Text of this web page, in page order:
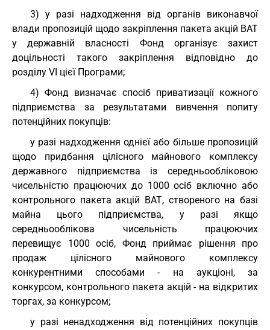
3) у разі надходження від органів виконавчої
влади пропозицій щодо закріплення пакета акцій ВАТ
у державній власності Фонд організує захист
доцільності такого закріплення відповідно до
розділу VI цієї Програми;
4) Фонд визначає спосіб приватизації кожного
підприємства за результатами вивчення попиту
потенційних покупців:
у разі надходження однієї або більше пропозицій
щодо придбання цілісного майнового комплексу
державного підприємства із середньообліковою
чисельністю працюючих до 1000 осіб включно або
контрольного пакета акцій ВАТ, створеного на базі
майна цього підприємства, у разі якщо
середньооблікова чисельність працюючих
перевищує 1000 осіб, Фонд приймає рішення про
продаж цілісного майнового комплексу
конкурентними способами - на аукціоні, за
конкурсом, контрольного пакета акцій - на відкритих
торгах, за конкурсом;
у разі ненадходження від потенційних покупців